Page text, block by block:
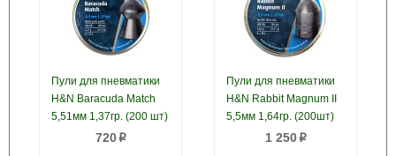
Пули для пневматики
H&N Baracuda Match
5,51мм 1,37гр. (200 шт)
720p
Пули для пневматики
H&N Rabbit Magnum II
5,5мм 1,64гр. (200шт)
1 250p